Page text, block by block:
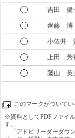
吉田 健
齊藤 博
小佐井
上田 芳
藤山 英
このマークがついて
※資料としてPDFファイ
す。
「アドビリーダーダウ